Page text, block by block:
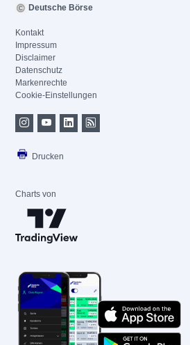
Deutsche Börse
Kontakt
Impressum
Disclaimer
Datenschutz
Markenrechte
Cookie-Einstellungen
Drucken
Charts von